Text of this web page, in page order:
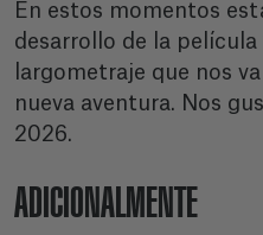
En estos momentos
desarrollo de la película
largometraje que nos
nueva aventura. Nos
2026.
ADICIONALMENTE